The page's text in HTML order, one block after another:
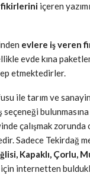
fikirlerini içeren
evlere iş veren
evde kına
etmektedirler.
ile tarım ve
çalışmak
Sadece Tekirdağ
Kapaklı, Çorlu,
internetten